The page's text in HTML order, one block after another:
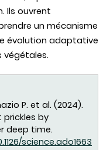
Ils ouvrent
un mécanisme
évolution adaptative
végétales.
P. et al. (2024).
by
deep time.
science.ado1663